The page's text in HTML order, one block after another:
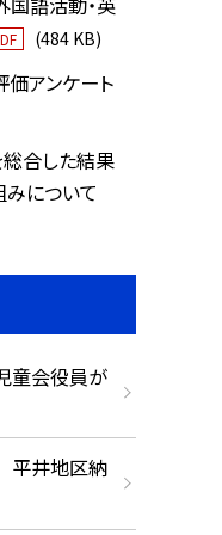
(484 KB)
アンケート
合した結果
について
童会役員が
平井地区納